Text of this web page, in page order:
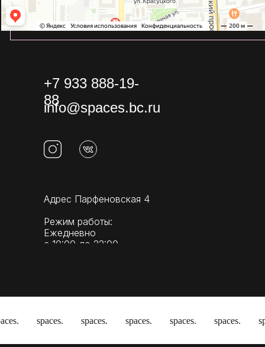
info@spaces.bc.ru
+7 933 888-19-
88
Адрес Парфеновская 4
Режим работы:
Ежедневно
с 10:00 до 22:00
spaces. spaces. spaces. spaces. spaces.